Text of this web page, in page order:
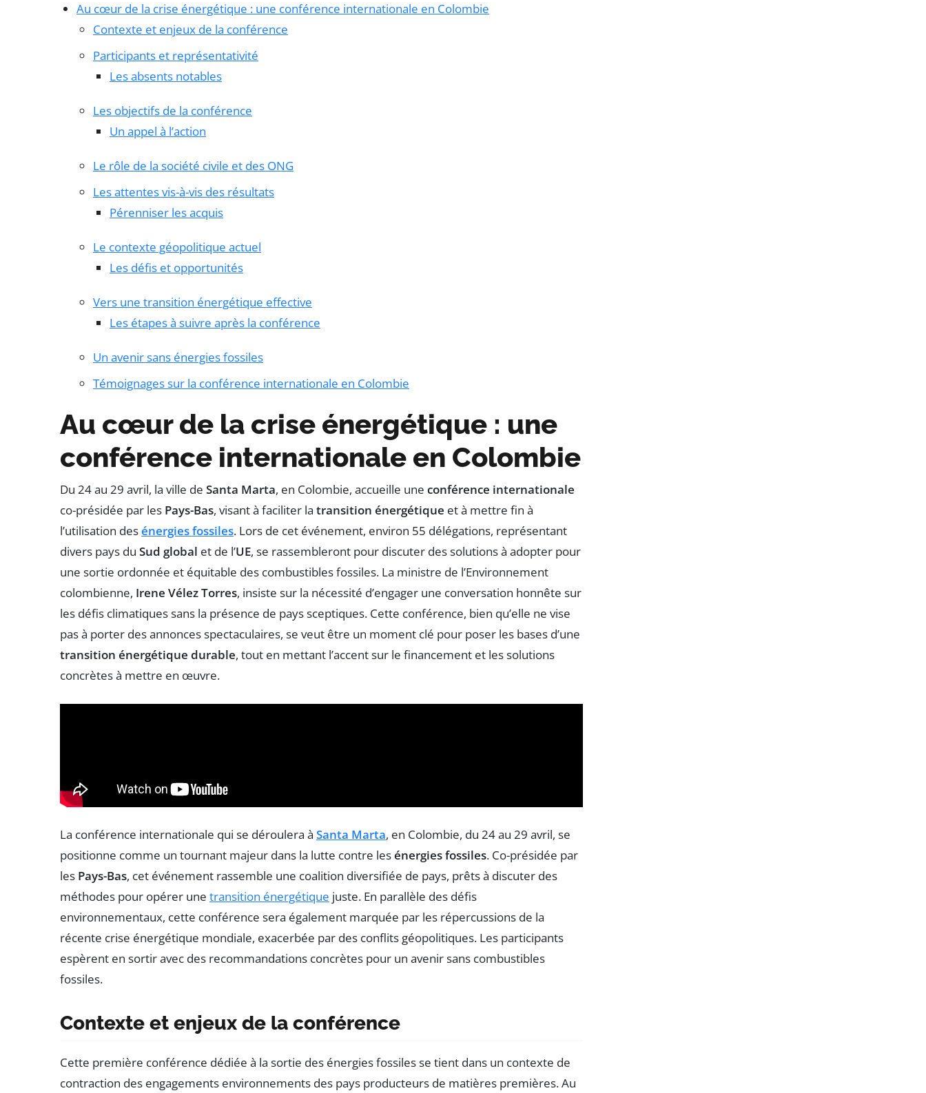
Au cœur de la crise énergétique : une conférence internationale en Colombie
Contexte et enjeux de la conférence
Participants et représentativité
Les absents notables
Les objectifs de la conférence
Un appel à l’action
Le rôle de la société civile et des ONG
Les attentes vis-à-vis des résultats
Pérenniser les acquis
Le contexte géopolitique actuel
Les défis et opportunités
Vers une transition énergétique effective
Les étapes à suivre après la conférence
Un avenir sans énergies fossiles
Témoignages sur la conférence internationale en Colombie
Au cœur de la crise énergétique : une
conférence internationale en Colombie
Du 24 au 29 avril, la ville de Santa Marta, en Colombie, accueille une conférence internationale
co-présidée par les Pays-Bas, visant à faciliter la transition énergétique et à mettre fin à
l’utilisation desénergies fossiles. Lors de cet événement, environ 55 délégations, représentant
divers pays du Sud global et de l’UE, se rassembleront pour discuter des solutions à adopter pour
une sortie ordonnée et équitable des combustibles fossiles. La ministre de l’Environnement
colombienne, Irene Vélez Torres, insiste sur la nécessité d’engager une conversation honnête sur
les défis climatiques sans la présence de pays sceptiques. Cette conférence, bien qu’elle ne vise
pas à porter des annonces spectaculaires, se veut être un moment clé pour poser les bases d’une
transition énergétique durable, tout en mettant l’accent sur le financement et les solutions
concrètes à mettre en œuvre.
La conférence internationale qui se déroulera à Santa Marta, en Colombie, du 24 au 29 avril, se
positionne comme un tournant majeur dans la lutte contre lesénergies fossiles. Co-présidée par
les Pays-Bas, cet événement rassemble une coalition diversifiée de pays, prêts à discuter des
méthodes pour opérer une transition énergétique juste. En parallèle des défis
environnementaux, cette conférence sera également marquée par les répercussions de la
récente crise énergétique mondiale, exacerbée par des conflits géopolitiques. Les participants
espèrent en sortir avec des recommandations concrètes pour un avenir sans combustibles
fossiles.
Contexte et enjeux de la conférence
Cette première conférence dédiée à la sortie des énergies fossiles se tient dans un contexte de
contraction des engagements environnements des pays producteurs de matières premières. Au